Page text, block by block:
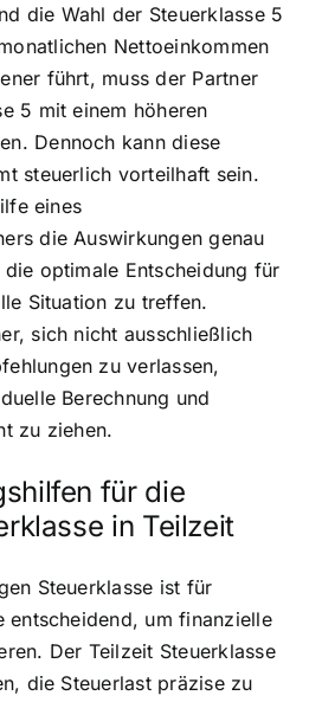
die Wahl der Steuerklasse 5
Nettoeinkommen
führt, muss der Partner
5 mit einem höheren
Dennoch kann diese
steuerlich vorteilhaft sein.
eines
die Auswirkungen genau
optimale Entscheidung für
Situation zu treffen.
sich nicht ausschließlich
zu verlassen,
Berechnung und
zu ziehen.
für die
in Teilzeit
Steuerklasse ist für
entscheidend, um finanzielle
Der Teilzeit Steuerklasse
die Steuerlast präzise zu